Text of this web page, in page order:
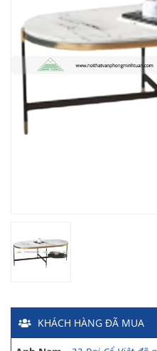
KHÁCH HÀNG ĐÃ MUA
Chị Nghi-47 Mai Hắc Đế đã
Anh Thảo
-
Anh Sơn- 15 An Dương đã